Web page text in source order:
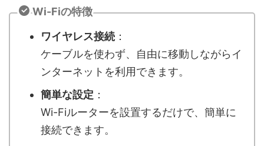
Wi-Fiの特徴
ワイヤレス接続 ：
ケーブルを使わず、自由に移動しながらイ
ンターネットを利用できます。
簡単な設定 ：
Wi-Fiルーターを設置するだけで、簡単に
接続できます。